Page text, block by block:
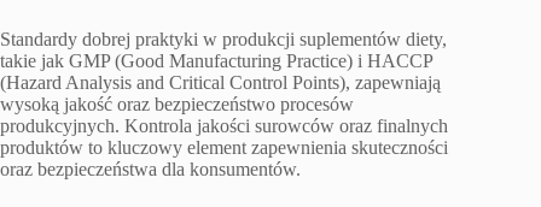
Standardy dobrej praktyki w produkcji suplementów diety,
takie jak GMP (Good Manufacturing Practice) i HACCP
(Hazard Analysis and Critical Control Points), zapewniają
wysoką jakość oraz bezpieczeństwo procesów
produkcyjnych. Kontrola jakości surowców oraz finalnych
produktów to kluczowy element zapewnienia skuteczności
oraz bezpieczeństwa dla konsumentów.